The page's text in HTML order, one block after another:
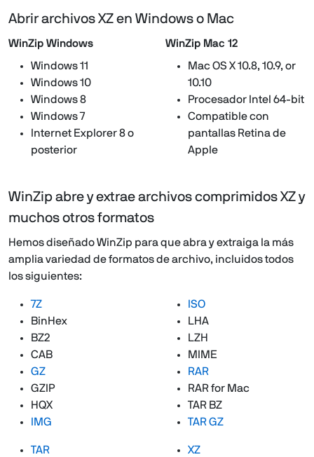
Abrir archivos XZ en Windows o Mac
WinZip Windows
Windows 11
Windows 10
Windows 8
Windows 7
Internet Explorer 8 o
posterior
WinZip Mac 12
Mac OS X 10.8, 10.9, or
10.10
Procesador Intel 64-bit
Compatible con
pantallas Retina de
Apple
WinZip abre y extrae archivos comprimidos XZ y
muchos otros formatos
Hemos diseñado WinZip para que abra y extraiga la más
amplia variedad de formatos de archivo, incluidos todos
los siguientes:
7Z
BinHex
BZ2
CAB
GZ
GZIP
HQX
IMG
ISO
LHA
LZH
MIME
RAR
RAR for Mac
TAR BZ
TAR GZ
TAR
XZ